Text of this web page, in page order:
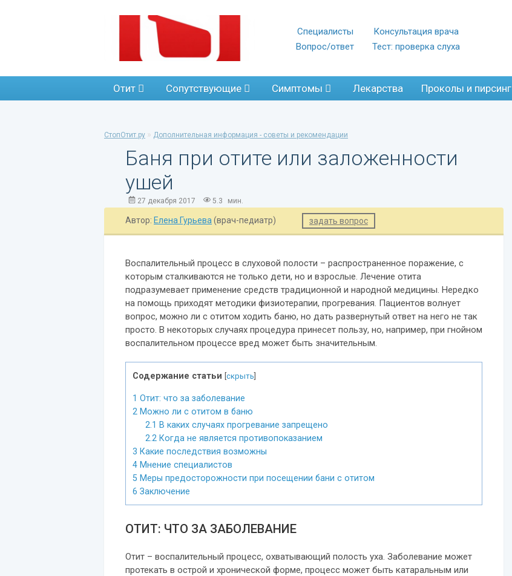
Специалисты
Вопрос/ответ
Консультация врача
Тест: проверка слуха
Отит Сопутствующие Симптомы Лекарства Проколы и пирсинг
СтопОтит.ру » Дополнительная информация - советы и рекомендации
Баня при отите или заложенности
ушей
27 декабря 2017 5.3 мин.
Автор: Елена Гурьева (врач-педиатр) задать вопрос
Воспалительный процесс в слуховой полости – распространенное поражение, с
которым сталкиваются не только дети, но и взрослые. Лечение отита
подразумевает применение средств традиционной и народной медицины. Нередко
на помощь приходят методики физиотерапии, прогревания. Пациентов волнует
вопрос, можно ли с отитом ходить баню, но дать развернутый ответ на него не так
просто. В некоторых случаях процедура принесет пользу, но, например, при гнойном
воспалительном процессе вред может быть значительным.
Содержание статьи [скрыть]
1 Отит: что за заболевание
2 Можно ли с отитом в баню
2.1 В каких случаях прогревание запрещено
2.2 Когда не является противопоказанием
3 Какие последствия возможны
4 Мнение специалистов
5 Меры предосторожности при посещении бани с отитом
6 Заключение
ОТИТ: ЧТО ЗА ЗАБОЛЕВАНИЕ
Отит – воспалительный процесс, охватывающий полость уха. Заболевание может
протекать в острой и хронической форме, процесс может быть катаральным или